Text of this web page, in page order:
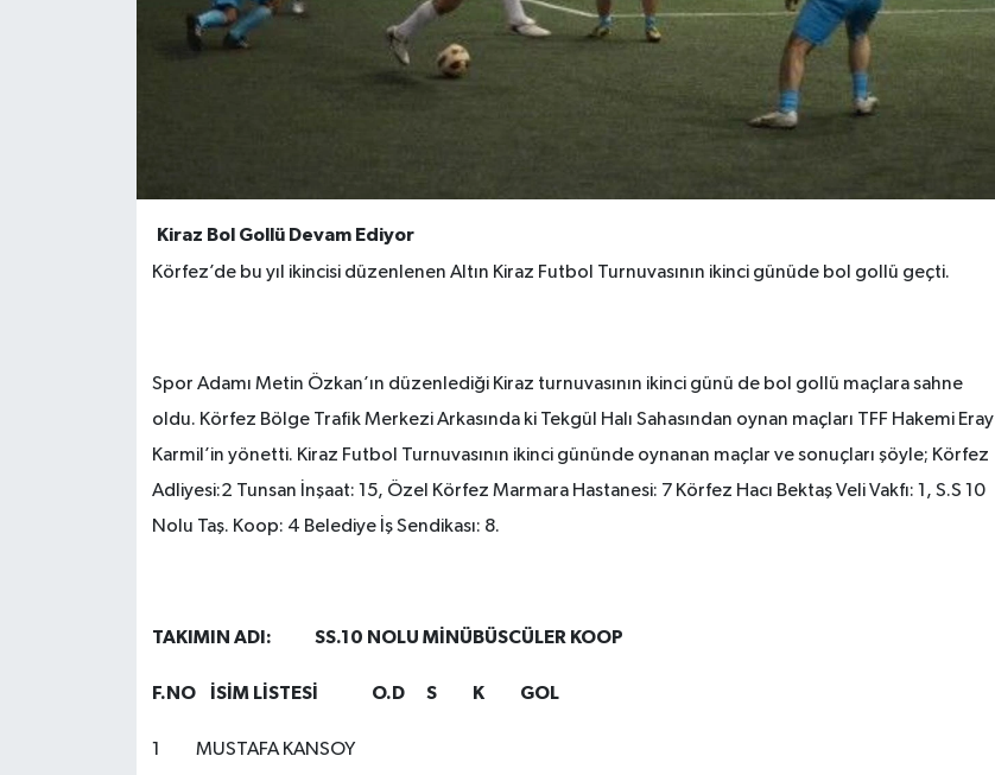
Kiraz Bol Gollü Devam Ediyor
Körfez’de bu yıl ikincisi düzenlenen Altın Kiraz Futbol Turnuvasının ikinci günüde bol gollü geçti.
Spor Adamı Metin Özkan’ın düzenlediği Kiraz turnuvasının ikinci günü de bol gollü maçlara sahne
oldu. Körfez Bölge Trafik Merkezi Arkasında ki Tekgül Halı Sahasından oynan maçları TFF Hakemi Eray
Karmil’in yönetti. Kiraz Futbol Turnuvasının ikinci gününde oynanan maçlar ve sonuçları şöyle; Körfez
Adliyesi:2 Tunsan İnşaat: 15, Özel Körfez Marmara Hastanesi: 7 Körfez Hacı Bektaş Veli Vakfı: 1, S.S 10
Nolu Taş. Koop: 4 Belediye İş Sendikası: 8.
TAKIMIN ADI: SS.10 NOLU MİNÜBÜSCÜLER KOOP
F.NO İSİM LİSTESİ O.D S K GOL
1 MUSTAFA KANSOY